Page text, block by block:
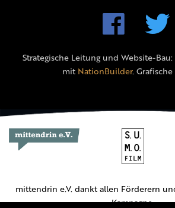
Strategische Leitung und Website-Bau:
mit NationBuilder.
mittendrin e.V. dankt allen Förderern
Kampagne.